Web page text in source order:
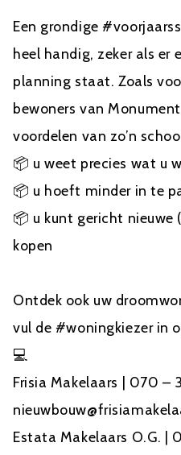
Een grondige
heel handig, zeker als er
planning staat. Zoals
bewoners van Monument
voordelen van zo’n
📦 u weet precies wat u
📦 u hoeft minder in te
📦 u kunt gericht nieuwe
kopen
Ontdek ook uw
vul de #woningkiezerin
💻
Frisia Makelaars | 070 –
Estata Makelaars O.G. |